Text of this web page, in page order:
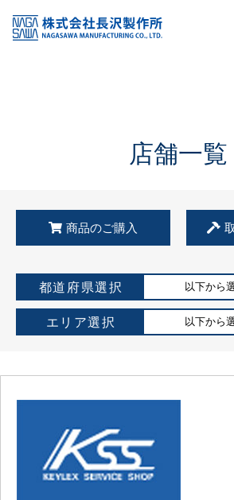
KSS加盟店・取扱店情報
店舗一覧
店舗一覧
商品のご購入
都道府県選択 以下から
エリア選択 以下から